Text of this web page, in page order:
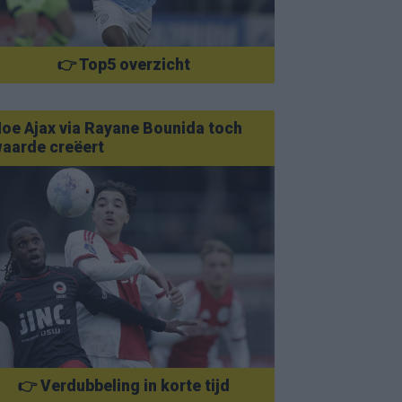
👉 Top5 overzicht
Ajax via Rayane Bounida toch
creëert
👉 Verdubbeling in korte tijd